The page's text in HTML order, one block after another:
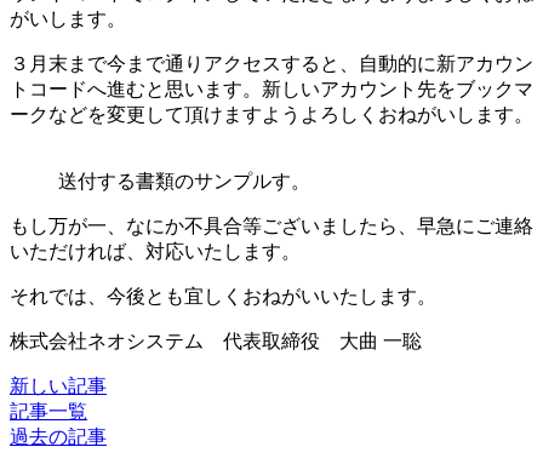
がいします。
３月末まで今まで通りアクセスすると、自動的に新アカウン
トコードへ進むと思います。新しいアカウント先をブックマ
ークなどを変更して頂けますようよろしくおねがいします。
送付する書類のサンプルす。
もし万が一、なにか不具合等ございましたら、早急にご連絡
いただければ、対応いたします。
それでは、今後とも宜しくおねがいいたします。
株式会社ネオシステム 代表取締役 大曲 一聡
新しい記事
記事一覧
過去の記事